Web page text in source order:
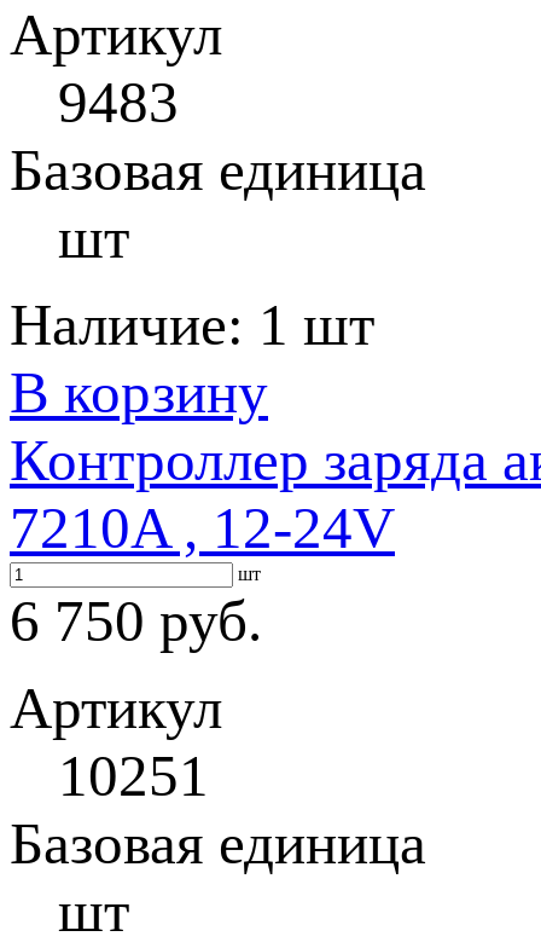
Артикул
9483
Базовая единица
шт
Наличие: 1 шт
В корзину
Контроллер заряда
7210A , 12-24V
шт
6 750 руб.
Артикул
10251
Базовая единица
шт